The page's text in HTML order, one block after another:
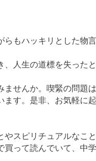
ェス、献血ルーム な
視のアドバイスを心
ズバッとリーディング
いる人気占い師です
誇ります。
悪行、ギャンブル、病
もハッキリとした物